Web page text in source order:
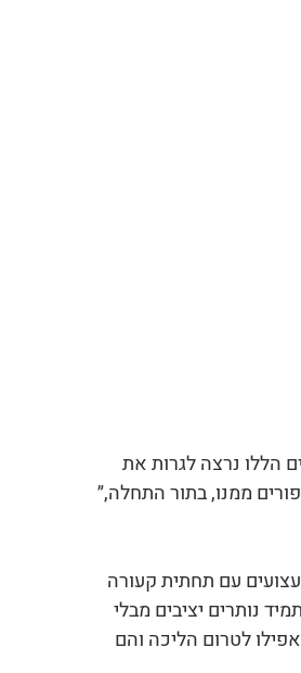
הללו נרצה לגרות את
ממנו, בתור התחלה,״
עם תחתית קעורה
נותרים יציבים מבלי
לטרום הליכה והם